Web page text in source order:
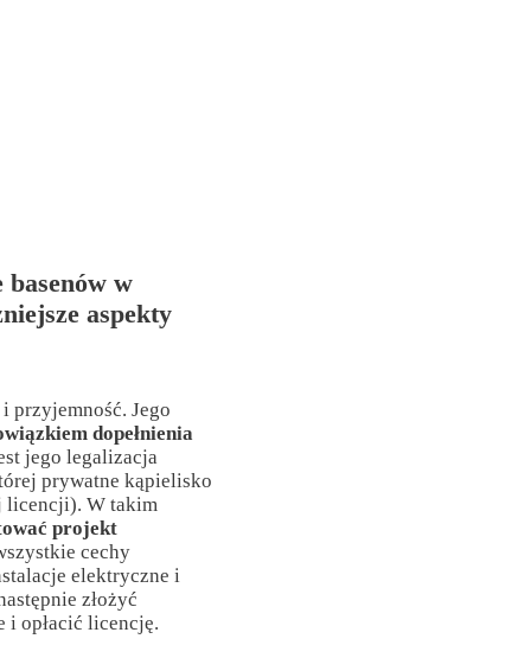
basenów w
aspekty
przyjemność. Jego
dopełnienia
jego legalizacja
prywatne kąpielisko
licencji). W takim
projekt
cechy
elektryczne i
złożyć
i opłacić licencję.